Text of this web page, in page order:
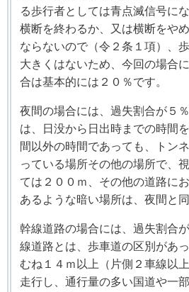
る歩行者としては青点滅信号に
横断を終わるか、又は横断をや
ならないので（令２条１項）、
大きくはないため、今回の場合
合は基本的には２０％です。
夜間の場合には、過失割合が５
は、日没から日出時までの時間
間以外の時間であっても、トン
っている場所その他の場所で、
ては２００ｍ、その他の道路に
あるような暗い場所は、夜間と
幹線道路の場合には、過失割合
線道路とは、歩車道の区別があ
むね１４ｍ以上（片側２車線以
走行し、通行量の多い国道や一